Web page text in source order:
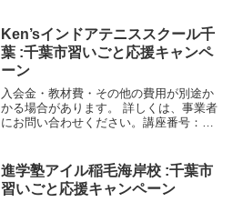
01-01利用期間 2020/12/04〜2021/05/...
Ken’sインドアテニススクール千
葉 :千葉市習いごと応援キャンペ
ーン
入会金・教材費・その他の費用が別途か
かる場合があります。 詳しくは、事業者
にお問い合わせください。講座番号：
月4回（週1回）/80分～85分/...
進学塾アイル稲毛海岸校 :千葉市
習いごと応援キャンペーン